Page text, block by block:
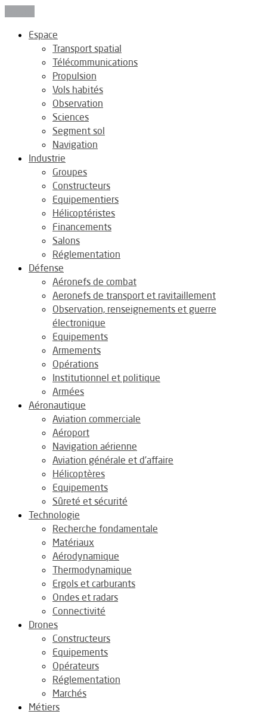
Espace
Transport spatial
Télécommunications
Propulsion
Vols habités
Observation
Sciences
Segment sol
Navigation
Industrie
Groupes
Constructeurs
Equipementiers
Hélicoptéristes
Financements
Salons
Réglementation
Défense
Aéronefs de combat
Aeronefs de transport et ravitaillement
Observation, renseignements et guerre
électronique
Equipements
Armements
Opérations
Institutionnel et politique
Armées
Aéronautique
Aviation commerciale
Aéroport
Navigation aérienne
Aviation générale et d’affaire
Hélicoptères
Equipements
Sûreté et sécurité
Technologie
Recherche fondamentale
Matériaux
Aérodynamique
Thermodynamique
Ergols et carburants
Ondes et radars
Connectivité
Drones
Constructeurs
Equipements
Opérateurs
Réglementation
Marchés
Métiers